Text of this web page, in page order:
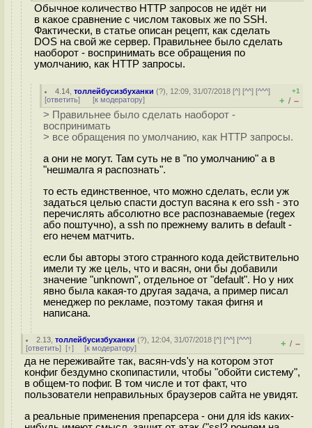
Обычное количество HTTP запросов не идёт ни
в какое сравнение с числом таковых же по SSH.
Фактически, в статье описан рецепт, как сделать
DOS на свой же сервер. Правильнее было сделать
наоборот - воспринимать все обращения по
умолчанию, как HTTP запросы.
4.14 ,толлейбусизбуханки (?), 12:09, 31/07/2018 [^] [^^] [^^^]
[ответить] [к модератору]
+1
+ / –
> Правильнее было сделать наоборот -
воспринимать
> все обращения по умолчанию, как HTTP запросы.
а они не могут. Там суть не в "по умолчанию" а в
"нешмалга я распознать".
то есть единственное, что можно сделать, если уж
задаться целью спасти доступ васяна к его ssh - это
перечислять абсолютно все распознаваемые (regex
або поштучно), а ssh по прежнему валить в default -
его нечем матчить.
если бы авторы этого странного кода действительно
имели ту же цель, что и васян, они бы добавили
значение "unknown", отдельное от "default". Но у них
явно была какая-то другая задача, а пример писал
менеджер по рекламе, поэтому такая фигня и
написана.
2.13 ,толлейбусизбуханки (?), 12:04, 31/07/2018 [^] [^^] [^^^]
[ответить] [↑] [к модератору] + / –
да не переживайте так, васян-vds'у на котором этот
конфиг бездумно скопипастили, чтобы "обойти систему",
в общем-то пофиг. В том числе и тот факт, что
пользователи неправильных браузеров сайта не увидят.
а реальные применения препарсера - они для ids каких-